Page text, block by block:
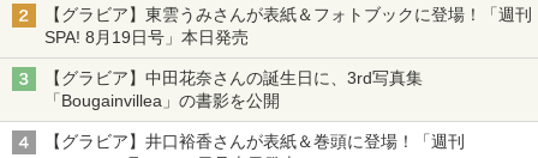
【グラビア】東雲うみさんが表紙＆フォトブックに登場！「週刊
SPA! 8月19日号」本日発売
【グラビア】中田花奈さんの誕生日に、3rd写真集
「Bougainvillea」の書影を公開
【グラビア】井口裕香さんが表紙＆巻頭に登場！「週刊